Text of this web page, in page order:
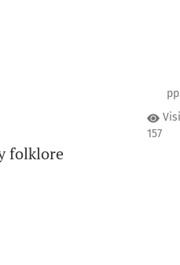
157
folklore